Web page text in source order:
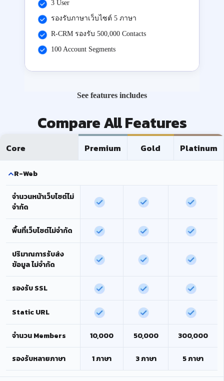
3 User
รองรับภาษาเว็บไซต์ 5 ภาษา
R-CRM รองรับ 500,000 Contacts
100 Account Segments
See features includes
Compare All Features
Core Premium Gold Platinum
R-Web
จำนวนหน้าเว็บไซต์ไม่
จำกัด
พื้นที่เว็บไซต์ไม่จำกัด
ปริมาณการรับส่ง
ข้อมูล ไม่จำกัด
รองรับ SSL
Static URL
จำนวน Members 10,000 50,000 300,000
รองรับหลายภาษา 1 ภาษา 3 ภาษา 5 ภาษา